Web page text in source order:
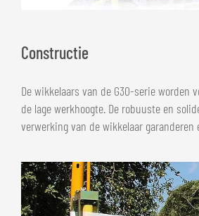
Constructie
De wikkelaars van de G30-serie worden
de lage werkhoogte. De robuuste en
verwerking van de wikkelaar garanderen